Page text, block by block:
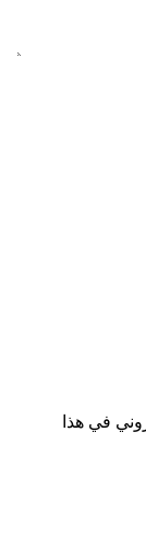
في هذا